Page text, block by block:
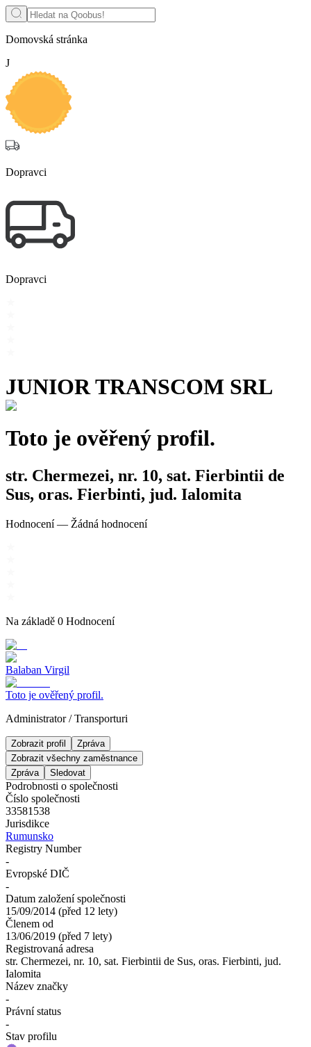
Domovská stránka
J
Dopravci
Dopravci
JUNIOR TRANSCOM SRL
Toto je ověřený profil.
str. Chermezei, nr. 10, sat. Fierbintii de
Sus, oras. Fierbinti, jud. Ialomita
Hodnocení— Žádná hodnocení
Na základě 0 Hodnocení
Balaban Virgil
Toto je ověřený profil.
Administrator/Transporturi
Zobrazit profil
Zpráva
Zobrazit všechny zaměstnance
Zpráva
Sledovat
Podrobnosti o společnosti
Číslo společnosti
33581538
Jurisdikce
Rumunsko
Registry Number
-
Evropské DIČ
-
Datum založení společnosti
15/09/2014 (před 12 lety)
Členem od
13/06/2019 (před 7 lety)
Registrovaná adresa
str. Chermezei, nr. 10, sat. Fierbintii de Sus, oras. Fierbinti, jud.
Ialomita
Název značky
-
Právní status
-
Stav profilu